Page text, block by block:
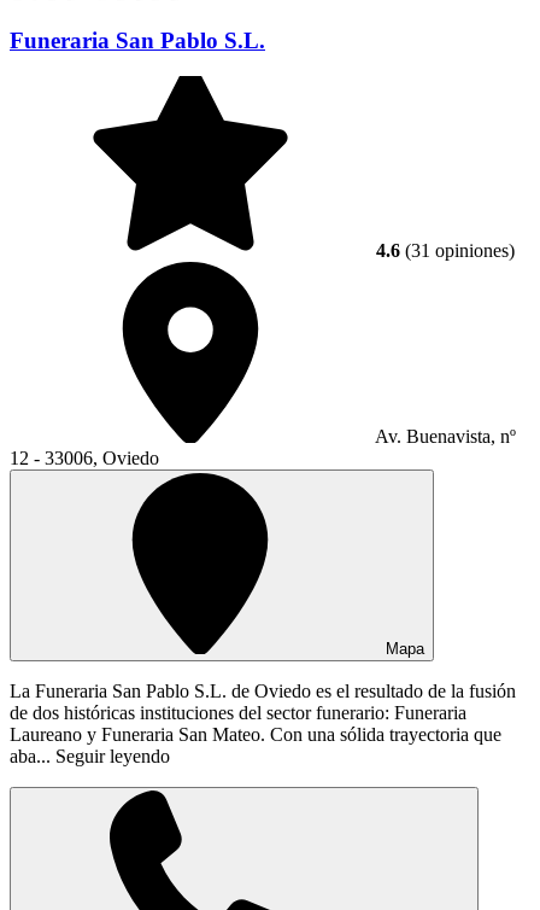
Funeraria San Pablo S.L.
4.6 (31 opiniones)
Av. Buenavista, nº
12 - 33006, Oviedo
Mapa
La Funeraria San Pablo S.L. de Oviedo es el resultado de la fusión
de dos históricas instituciones del sector funerario: Funeraria
Laureano y Funeraria San Mateo. Con una sólida trayectoria que
aba... Seguir leyendo